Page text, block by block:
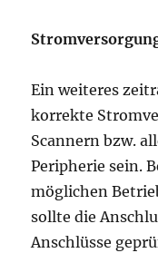
Ein weiteres
korrekte
Scannern bzw.
Peripherie sein.
möglichen
sollte die
Anschlüsse